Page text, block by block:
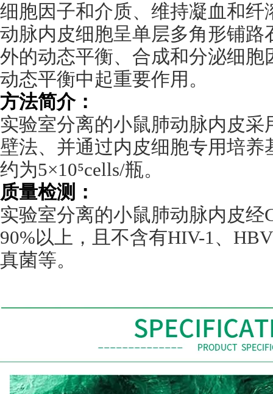
细胞因子和介质、维持凝血和
动脉内皮细胞呈单层多角形铺
外的动态平衡、合成和分泌细
动态平衡中起重要作用。
方法简介：
实验室分离的小鼠肺动脉内皮采
壁法、并通过内皮细胞专用培
约为5×10⁵cells/瓶。
质量检测：
实验室分离的小鼠肺动脉内皮经
90%以上，且不含有HIV-1、 HBV
真菌等。